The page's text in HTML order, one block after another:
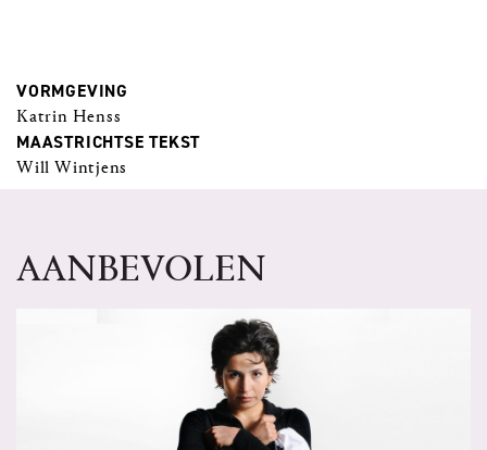
VORMGEVING
Katrin Henss
MAASTRICHTSE TEKST
Will Wintjens
AANBEVOLEN